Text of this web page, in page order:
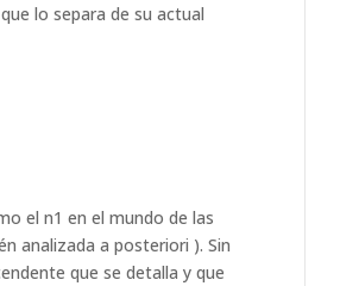
lo separa de su actual
el n1 en el mundo de las
analizada a posteriori ). Sin
que se detalla y que